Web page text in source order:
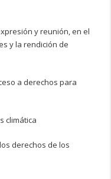
y reunión, en el
y la rendición de
a derechos para
climática
derechos de los